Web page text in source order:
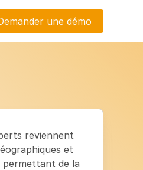
une démo
reviennent
et
permettant de la